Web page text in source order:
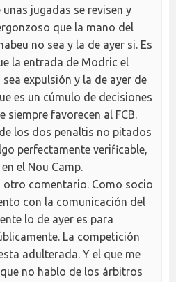
jugadas se revisen y
que la mano del
no sea y la de ayer si. Es
la entrada de Modric el
expulsión y la de ayer de
es un cúmulo de decisiones
siempre favorecen al FCB.
los dos penaltis no pitados
perfectamente verificable,
el Nou Camp.
otro comentario. Como socio
con la comunicación del
lo de ayer es para
La competición
adulterada. Y el que me
no hablo de los árbitros